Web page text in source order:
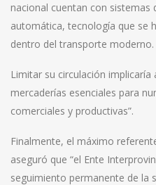
nacional cuentan con sistemas
automática, tecnología que se
dentro del transporte moderno.
Limitar su circulación
mercaderías esenciales para
comerciales y productivas”.
Finalmente, el máximo
aseguró que “el Ente
seguimiento permanente de la